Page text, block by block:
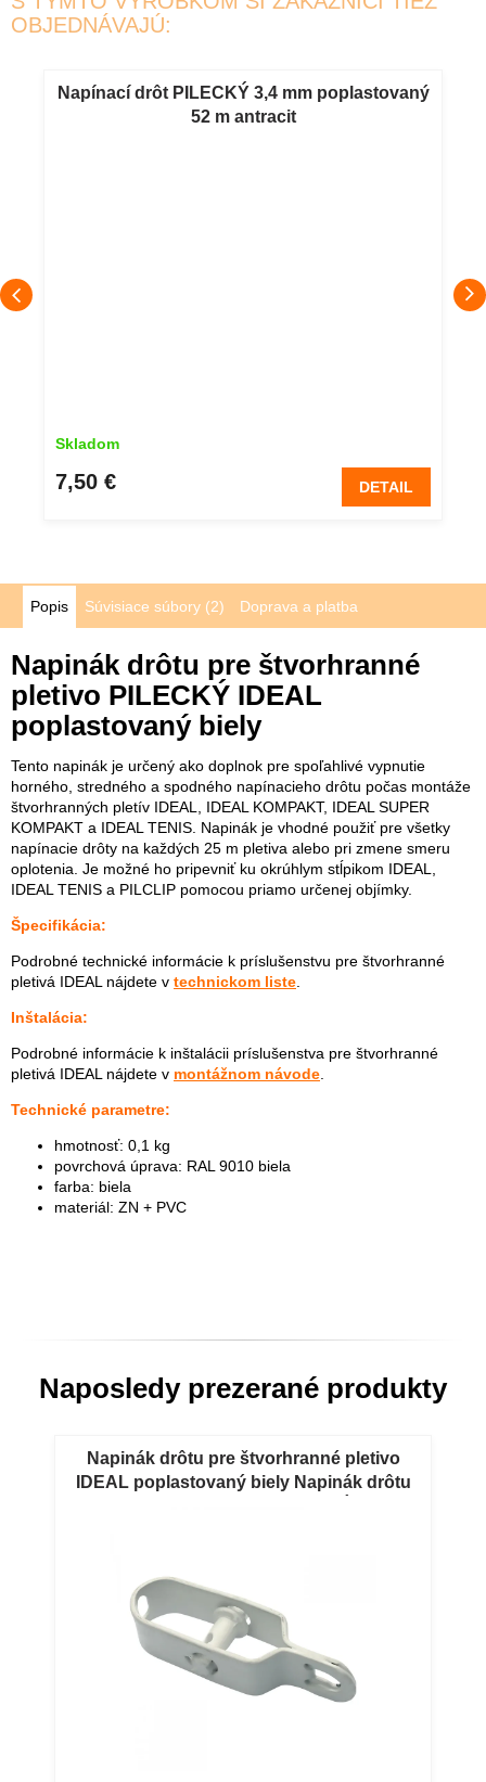
OBJEDNÁVAJÚ:
Napínací drôt PILECKÝ 3,4 mm poplastovaný
52 m antracit
Skladom
7,50 € DETAIL
Popis Súvisiace súbory (2) Doprava a platba
Napinák drôtu pre štvorhranné
pletivo PILECKÝ IDEAL
poplastovaný biely
Tento napinák je určený ako doplnok pre spoľahlivé vypnutie
horného, ​​stredného a spodného napínacieho drôtu počas montáže
štvorhranných pletív IDEAL, IDEAL KOMPAKT, IDEAL SUPER
KOMPAKT a IDEAL TENIS. Napinák je vhodné použiť pre všetky
napínacie drôty na každých 25 m pletiva alebo pri zmene smeru
oplotenia. Je možné ho pripevniť ku okrúhlym stĺpikom IDEAL,
IDEAL TENIS a PILCLIP pomocou priamo určenej objímky.
Špecifikácia:
Podrobné technické informácie k príslušenstvu pre štvorhranné
pletivá IDEAL nájdete v technickom liste
Inštalácia:
Podrobné informácie k inštalácii príslušenstva pre štvorhranné
pletivá IDEAL nájdete v montážnom návode
Technické parametre:
hmotnosť: 0,1 kg
povrchová úprava: RAL 9010 biela
farba: biela
materiál: ZN + PVC
Naposledy prezerané produkty
Napinák drôtu pre štvorhranné pletivo
IDEAL poplastovaný biely Napinák drôtu